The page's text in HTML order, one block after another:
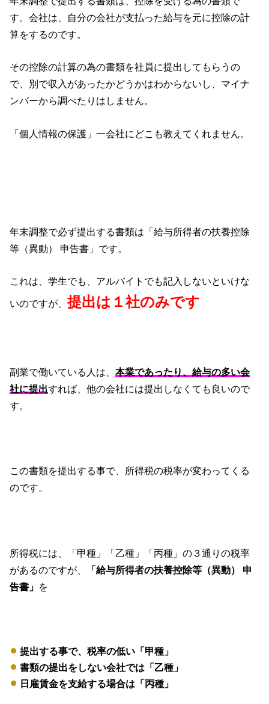
す。会社は、自分の会社が支払った給与を元に控除の計
算をするのです。
その控除の計算の為の書類を社員に提出してもらうの
で、別で収入があったかどうかはわからないし、マイナ
ンバーから調べたりはしません。
「個人情報の保護」一会社にどこも教えてくれません。
年末調整で必ず提出する書類は「給与所得者の扶養控除
等（異動） 申告書」です。
これは、学生でも、アルバイトでも記入しないといけな
いのですが、提出は１社のみです
副業で働いている人は、本業であったり、給与の多い会
社に提出すれば、他の会社には提出しなくても良いので
す。
この書類を提出する事で、所得税の税率が変わってくる
のです。
所得税には、「甲種」「乙種」「丙種」の３通りの税率
があるのですが、
「給与所得者の扶養控除等（異動） 申
告書」 を
提出する事で、税率の低い「甲種」
書類の提出をしない会社では「乙種」
日雇賃金を支給する場合は「丙種」